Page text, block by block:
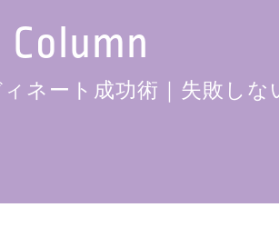
Column
ネート成功術｜失敗しな